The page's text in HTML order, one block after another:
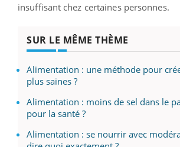
insuffisant chez certaines personnes.
SUR LE MÊME THÈME
Alimentation : une méthode pour
plus saines ?
Alimentation : moins de sel dans le
pour la santé ?
Alimentation : se nourrir avec